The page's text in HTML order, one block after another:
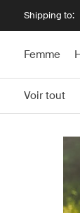
Shipping to:
Femme
Voir tout